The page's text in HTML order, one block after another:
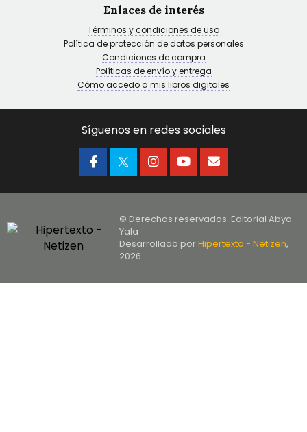
Enlaces de interés
Términos y condiciones de uso
Política de protección de datos personales
Condiciones de compra
Políticas de envío y entrega
Cómo accedo a mis libros digitales
Síguenos en redes sociales
© Derechos reservados. Editorial Abya
Yala
Desarrollado porHipertexto - Netizen,
2026